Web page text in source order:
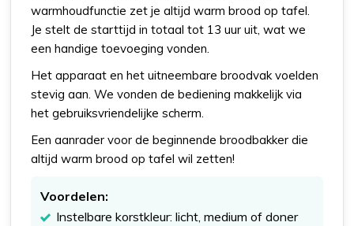
warmhoudfunctie zet je altijd warm brood op tafel.
Je stelt de starttijd in totaal tot 13 uur uit, wat we
een handige toevoeging vonden.
Het apparaat en het uitneembare broodvak voelden
stevig aan. We vonden de bediening makkelijk via
het gebruiksvriendelijke scherm.
Een aanrader voor de beginnende broodbakker die
altijd warm brood op tafel wil zetten!
Voordelen:
Instelbare korstkleur: licht, medium of doner